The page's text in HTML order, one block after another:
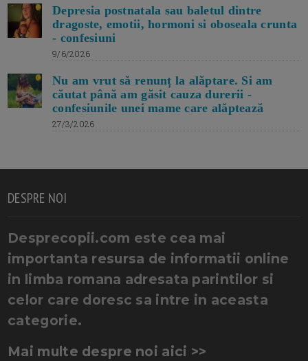
Depresia postnatala sau baletul dintre
dragoste, emotii, hormoni si oboseala crunta
- confesiuni
9/6/2026
Nu am vrut să renunț la alăptare. Si am
căutat până am găsit cauza durerii -
confesiunile unei mame care alăptează
27/3/2026
DESPRE NOI
Desprecopii.com este cea mai
importanta resursa de informatii online
in limba romana adresata parintilor si
celor care doresc sa intre in aceasta
categorie.
Mai multe despre noi aici >>